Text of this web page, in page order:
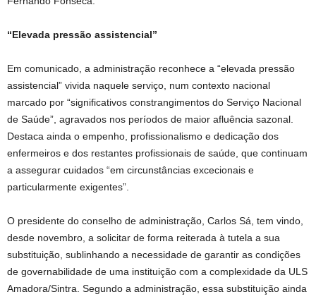
“Elevada pressão assistencial”
Em comunicado, a administração reconhece a “elevada pressão
assistencial” vivida naquele serviço, num contexto nacional
marcado por “significativos constrangimentos do Serviço Nacional
de Saúde”, agravados nos períodos de maior afluência sazonal.
Destaca ainda o empenho, profissionalismo e dedicação dos
enfermeiros e dos restantes profissionais de saúde, que continuam
a assegurar cuidados “em circunstâncias excecionais e
particularmente exigentes”.
O presidente do conselho de administração, Carlos Sá, tem vindo,
desde novembro, a solicitar de forma reiterada à tutela a sua
substituição, sublinhando a necessidade de garantir as condições
de governabilidade de uma instituição com a complexidade da ULS
Amadora/Sintra. Segundo a administração, essa substituição ainda